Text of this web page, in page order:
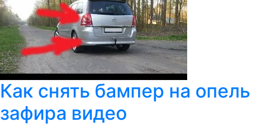
Как снять бампер на опель
зафира видео